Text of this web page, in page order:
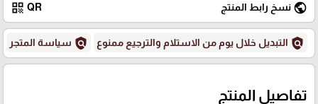
public نسخ رابط المنتج QR
qr_code
policy التبديل خلال يوم من الاستلام والترجيع ممنوع policy سياسة المتجر
تفاصيل المنتج